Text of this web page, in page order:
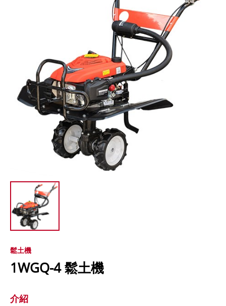
鬆土機
1WGQ-4 鬆土機
介紹